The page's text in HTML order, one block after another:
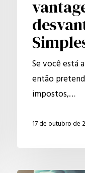
Se você está
então
impostos,…
17 de outubro de